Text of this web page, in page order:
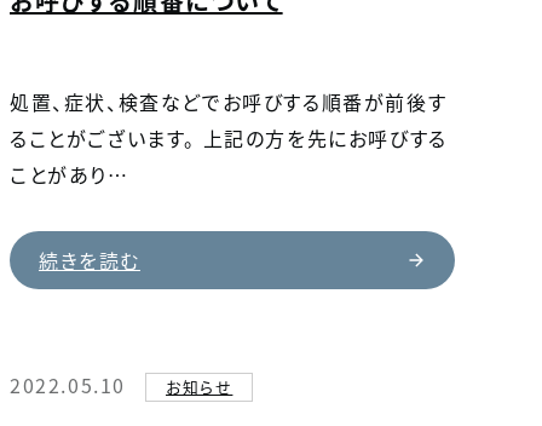
処置、症状、検査などでお呼びする順番が前後す
ることがございます。 上記の方を先にお呼びする
ことがあり…
続きを読む
お知らせ
2022.05.10